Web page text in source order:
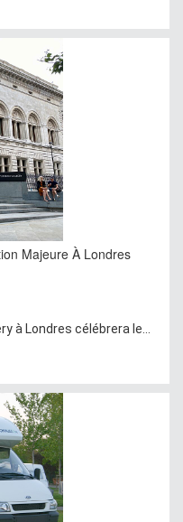
Majeure À Londres
à Londres célébrera le...